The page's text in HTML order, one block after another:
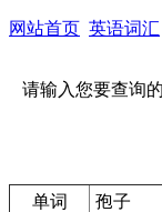
网站首页 英语词汇
请输入您要查询
单词 孢子